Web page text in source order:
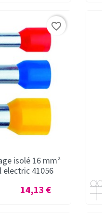
isolé 16 mm²
electric 41056
Prix
14,13 €
favorite_border